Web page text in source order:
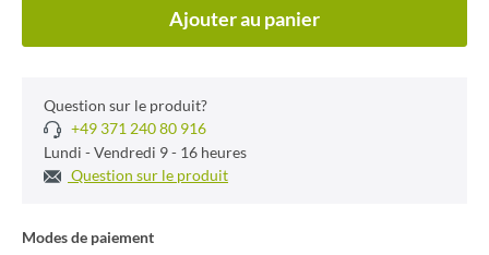
Ajouter au panier
Question sur le produit?
+49 371 240 80 916
Lundi - Vendredi 9 - 16 heures
Question sur le produit
Modes de paiement